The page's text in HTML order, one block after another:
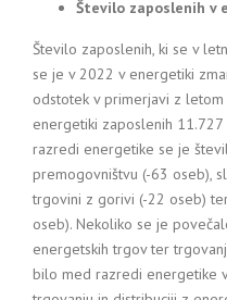
Število zaposlenih v
Število zaposlenih, ki se v
se je v 2022 v energetiki
odstotek v primerjavi z
energetiki zaposlenih
razredi energetike se je
premogovništvu (-63 oseb),
trgovini z gorivi (-22 oseb)
oseb). Nekoliko se je
energetskih trgov ter
bilo med razredi energetike